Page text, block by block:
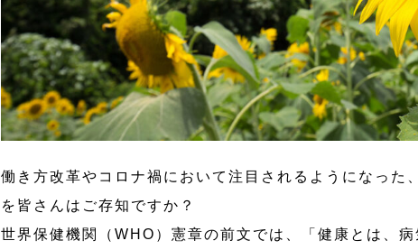
働き方改革やコロナ禍において注目されるようになった
を皆さんはご存知ですか？
世界保健機関（WHO）憲章の前文では、「健康とは、